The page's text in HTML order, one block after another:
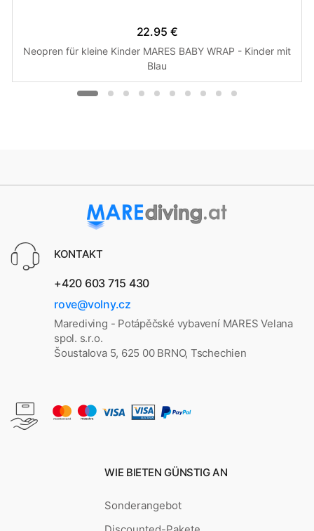
22.95 €
Neopren für kleine Kinder MARES BABY WRAP - Kinder mit
Blau
KONTAKT
+420 603 715 430
rove@volny.cz
Marediving - Potápěčské vybavení MARES Velana
spol. s.r.o.
Šoustalova 5, 625 00 BRNO, Tschechien
WIE BIETEN GÜNSTIG AN
Sonderangebot